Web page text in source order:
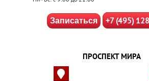
Записаться +7 (495)
ПРОСПЕКТ МИРА